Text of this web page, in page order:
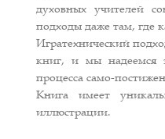
духовных учителей
подходы даже там, где
Игратехнический
книг, и мы надеемся
процесса само-
Книга имеет
иллюстрации.